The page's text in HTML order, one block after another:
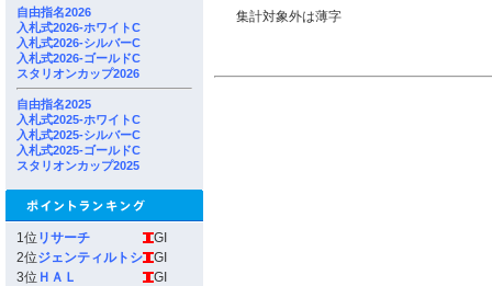
自由指名2026
入札式2026-ホワイトC
入札式2026-シルバーC
入札式2026-ゴールドC
スタリオンカップ2026
自由指名2025
入札式2025-ホワイトC
入札式2025-シルバーC
入札式2025-ゴールドC
スタリオンカップ2025
1位 リサーチ
GI
2位ジェンティルトシ
GI
3位 ＨＡＬ
GI
集計対象外は薄字